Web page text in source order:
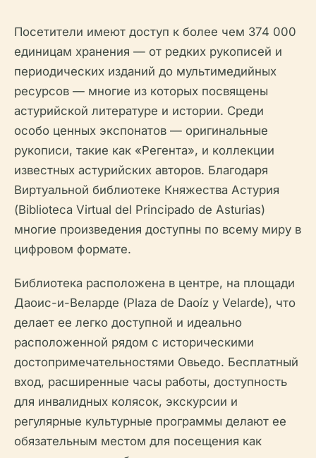
Посетители имеют доступ к более чем 374 000
единицам хранения — от редких рукописей и
периодических изданий до мультимедийных
ресурсов — многие из которых посвящены
астурийской литературе и истории. Среди
особо ценных экспонатов — оригинальные
рукописи, такие как «Регента», и коллекции
известных астурийских авторов. Благодаря
Виртуальной библиотеке Княжества Астурия
(Biblioteca Virtual del Principado de Asturias)
многие произведения доступны по всему миру в
цифровом формате.
Библиотека расположена в центре, на площади
Даоис-и-Веларде (Plaza de Daoíz y Velarde), что
делает ее легко доступной и идеально
расположенной рядом с историческими
достопримечательностями Овьедо. Бесплатный
вход, расширенные часы работы, доступность
для инвалидных колясок, экскурсии и
регулярные культурные программы делают ее
обязательным местом для посещения как